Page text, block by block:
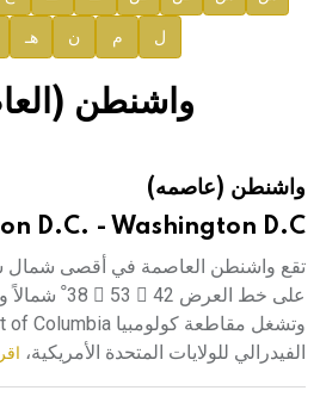
صدور المجلد الثامن عشر من
هيئة الموسوعة العربية تطلق
ل م ن هـ
واشنطن
واشنطن (عاصمه)
D.C. - Washington D.C.
تقع واشنطن العاصمة في أقصى شمال
الفيدرالي للولايات المتحدة الأمريكية،